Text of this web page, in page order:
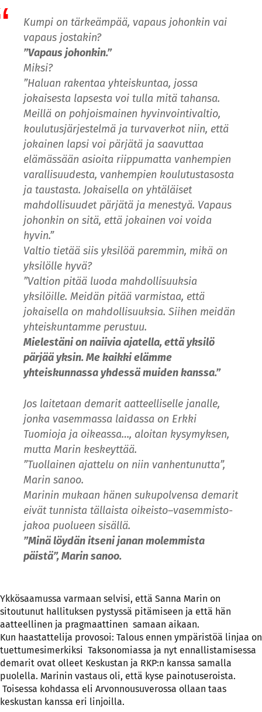
Kumpi on tärkeämpää, vapaus johonkin vai
vapaus jostakin?
”Vapaus johonkin.”
Miksi?
”Haluan rakentaa yhteiskuntaa, jossa
jokaisesta lapsesta voi tulla mitä tahansa.
Meillä on pohjoismainen hyvinvointivaltio,
koulutusjärjestelmä ja turvaverkot niin, että
jokainen lapsi voi pärjätä ja saavuttaa
elämässään asioita riippumatta vanhempien
varallisuudesta, vanhempien koulutustasosta
ja taustasta. Jokaisella on yhtäläiset
mahdollisuudet pärjätä ja menestyä. Vapaus
johonkin on sitä, että jokainen voi voida
hyvin.”
Valtio tietää siis yksilöä paremmin, mikä on
yksilölle hyvä?
”Valtion pitää luoda mahdollisuuksia
yksilöille. Meidän pitää varmistaa, että
jokaisella on mahdollisuuksia. Siihen meidän
yhteiskuntamme perustuu.
Mielestäni on naiivia ajatella, että yksilö
pärjää yksin. Me kaikki elämme
yhteiskunnassa yhdessä muiden kanssa.”
Jos laitetaan demarit aatteelliselle janalle,
jonka vasemmassa laidassa on Erkki
Tuomioja ja oikeassa…, aloitan kysymyksen,
mutta Marin keskeyttää.
”Tuollainen ajattelu on niin vanhentunutta”,
Marin sanoo.
Marinin mukaan hänen sukupolvensa demarit
eivät tunnista tällaista oikeisto–vasemmisto-
jakoa puolueen sisällä.
”Minä löydän itseni janan molemmista
päistä”, Marin sanoo.
Ykkösaamussa varmaan selvisi, että Sanna Marin on
sitoutunut hallituksen pystyssä pitämiseen ja että hän
aatteellinen ja pragmaattinen samaan aikaan.
Kun haastattelija provosoi: Talous ennen ympäristöä linjaa on
tuettumesimerkiksi Taksonomiassa ja nyt ennallistamisessa
demarit ovat olleet Keskustan ja RKP:n kanssa samalla
puolella. Marinin vastaus oli, että kyse painotuseroista.
Toisessa kohdassa eli Arvonnousuverossa ollaan taas
keskustan kanssa eri linjoilla.